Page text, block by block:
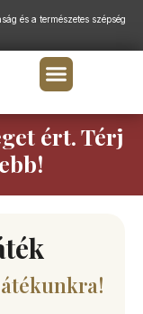
és a természetes szépség
ért. Térj